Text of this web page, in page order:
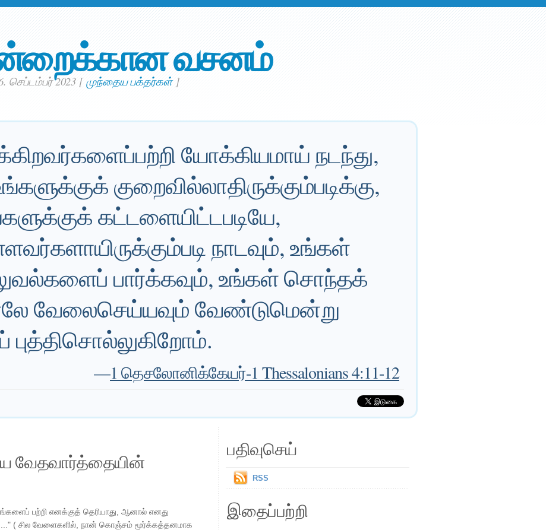
வசனம்
செப்டம்பர் 2023 [ முந்தைய பக்தர்கள்]
யோக்கியமாய் நடந்து,
குறைவில்லாதிருக்கும்படிக்கு,
கட்டளையிட்டபடியே,
நாடவும், உங்கள்
பார்க்கவும், உங்கள் சொந்தக்
வேலைசெய்யவும் வேண்டுமென்று
புத்திசொல்லுகிறோம்.
—1 தெசலோனிக்கேயர்-1 Thessalonians 4:11-12
வேதவார்த்தையின்
பற்றி எனக்குத் தெரியாது, ஆனால் எனது
( சில வேளைகளில், நான் கொஞ்சம் மூர்க்கத்தனமாக
பதிவுசெய்
RSS
இதைப்பற்றி